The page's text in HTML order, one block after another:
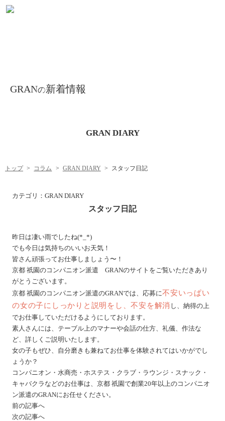
GRANの新着情報
GRAN DIARY
トップ コラム GRAN DIARY スタッフ日記
カテゴリ： GRAN DIARY
スタッフ日記
昨日は凄い雨でしたね(*_*)
でも今日は気持ちのいいお天気！
皆さん頑張ってお仕事しましょう〜！
京都 祇園のコンパニオン派遣 GRANのサイトをご覧いただきあり
がとうございます。
京都 祇園のコンパニオン派遣のGRANでは、応募に不安いっぱい
の女の子にしっかりと説明をし、不安を解消 し、納得の上
でお仕事していただけるようにしております。
素人さんには、テーブル上のマナーや会話の仕方、礼儀、作法な
ど、詳しくご説明いたします。
女の子もぜひ、自分磨きも兼ねてお仕事を体験されてはいかがでし
ょうか？
コンパニオン・水商売・ホステス・クラブ・ラウンジ・スナック・
キャバクラなどのお仕事は、京都 祇園で創業20年以上のコンパニオ
ン派遣のGRANにお任せください。
前の記事へ
次の記事へ